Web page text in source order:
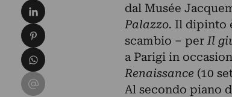
dal Musée
Palazzo. Il dipinto
scambio – per Il
a Parigi in
Renaissance (10
Al secondo piano
Condividi su LinkedIn
Condividi su Pinterest
Condividi su WhatsApp
Condividi su Email